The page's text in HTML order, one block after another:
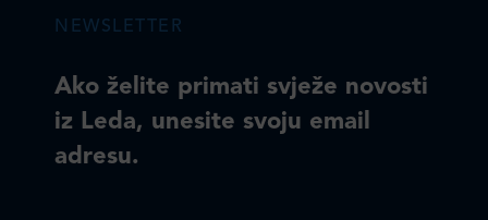
NEWSLETTER
Ako želite primati svježe novosti
iz Leda, unesite svoju email
adresu.